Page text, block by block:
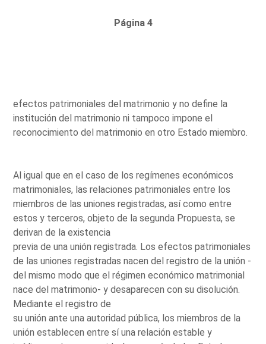
Página 4
efectos patrimoniales del matrimonio y no define la
institución del matrimonio ni tampoco impone el
reconocimiento del matrimonio en otro Estado miembro.
Al igual que en el caso de los regímenes económicos
matrimoniales, las relaciones patrimoniales entre los
miembros de las uniones registradas, así como entre
estos y terceros, objeto de la segunda Propuesta, se
derivan de la existencia
previa de una unión registrada. Los efectos patrimoniales
de las uniones registradas nacen del registro de la unión -
del mismo modo que el régimen económico matrimonial
nace del matrimonio- y desaparecen con su disolución.
Mediante el registro de
su unión ante una autoridad pública, los miembros de la
unión establecen entre sí una relación estable y